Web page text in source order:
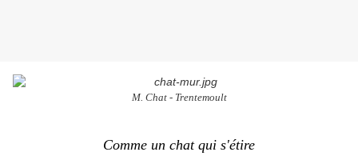
M. Chat - Trentemoult
Comme un chat qui s'étire